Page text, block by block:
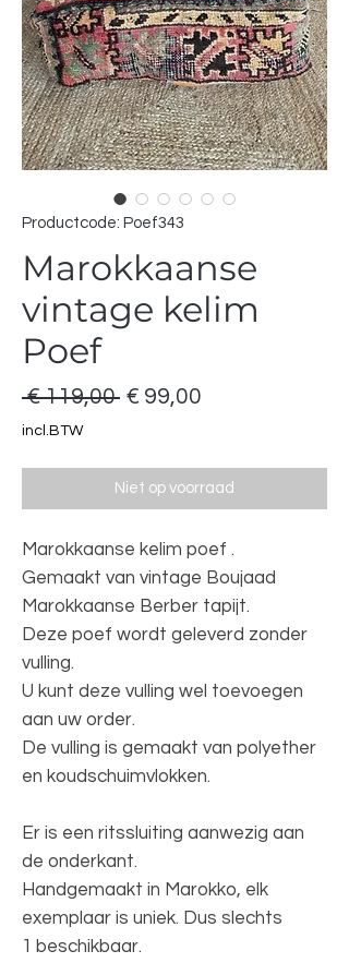
Productcode: Poef343
Marokkaanse
vintage kelim
Poef
€ 119,00 Normale
€ 99,00
incl.BTW
Niet op voorraad
Marokkaanse kelim poef .
Gemaakt van vintage Boujaad
Marokkaanse Berber tapijt.
Deze poef wordt geleverd zonder
vulling.
U kunt deze vulling wel toevoegen
aan uw order.
De vulling is gemaakt van polyether
en koudschuimvlokken.
Er is een ritssluiting aanwezig aan
de onderkant.
Handgemaakt in Marokko, elk
exemplaar is uniek. Dus slechts
1 beschikbaar.